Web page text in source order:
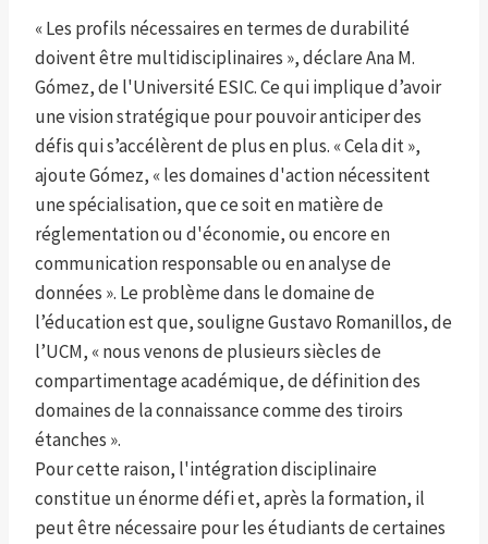
« Les profils nécessaires en termes de durabilité
doivent être multidisciplinaires », déclare Ana M.
Gómez, de l'Université ESIC. Ce qui implique d’avoir
une vision stratégique pour pouvoir anticiper des
défis qui s’accélèrent de plus en plus. « Cela dit »,
ajoute Gómez, « les domaines d'action nécessitent
une spécialisation, que ce soit en matière de
réglementation ou d'économie, ou encore en
communication responsable ou en analyse de
données ». Le problème dans le domaine de
l’éducation est que, souligne Gustavo Romanillos, de
l’UCM, « nous venons de plusieurs siècles de
compartimentage académique, de définition des
domaines de la connaissance comme des tiroirs
étanches ».
Pour cette raison, l'intégration disciplinaire
constitue un énorme défi et, après la formation, il
peut être nécessaire pour les étudiants de certaines